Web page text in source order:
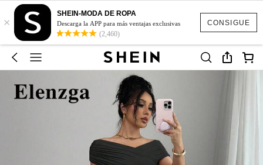
CONSIGUE
×
SHEIN-MODA DE ROPA
Descarga la APP para más ventajas exclusivas
(2,460)